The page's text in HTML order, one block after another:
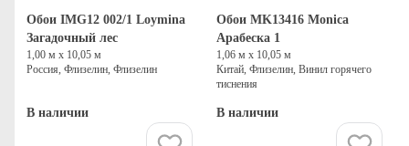
Обои IMG12 002/1 Loymina
Загадочный лес
1,00 м х 10,05 м
Россия, Флизелин, Флизелин
В наличии
Обои MK13416 Monica
Арабеска 1
1,06 м х 10,05 м
Китай, Флизелин, Винил горячего
тиснения
В наличии